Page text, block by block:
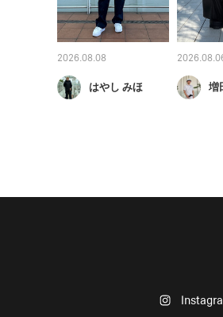
2026.08.08
はやし みほ 増